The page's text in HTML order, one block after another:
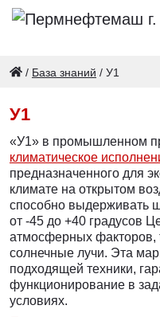
/ База знаний / У1
У1
«У1» в промышленном
климатическое
предназначенного для
климате на открытом
способно выдерживать
от -45 до +40 градусов
атмосферных факторов,
солнечные лучи. Эта
подходящей техники,
функционирование в
условиях.